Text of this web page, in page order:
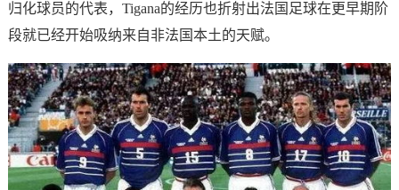
归化球员的代表，Tigana的经历也折射出法国足球在更早期阶
段就已经开始吸纳来自非法国本土的天赋。